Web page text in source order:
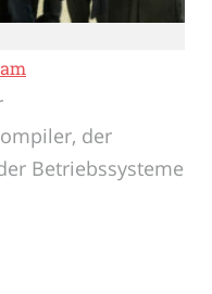
der
Betriebssysteme